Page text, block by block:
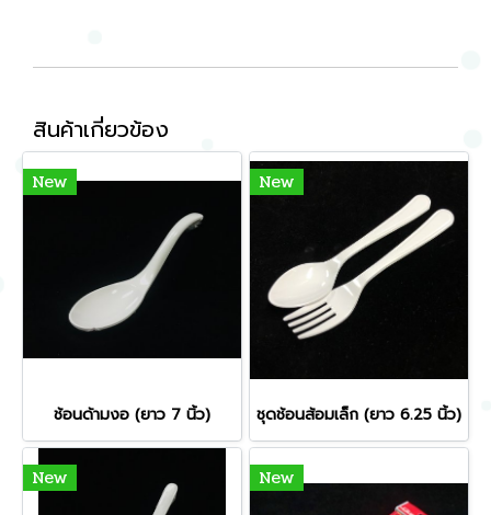
สินค้าเกี่ยวข้อง
New
ช้อนด้ามงอ (ยาว 7 นิ้ว)
New
ชุดช้อนส้อมเล็ก (ยาว 6.25 นิ้ว)
New New